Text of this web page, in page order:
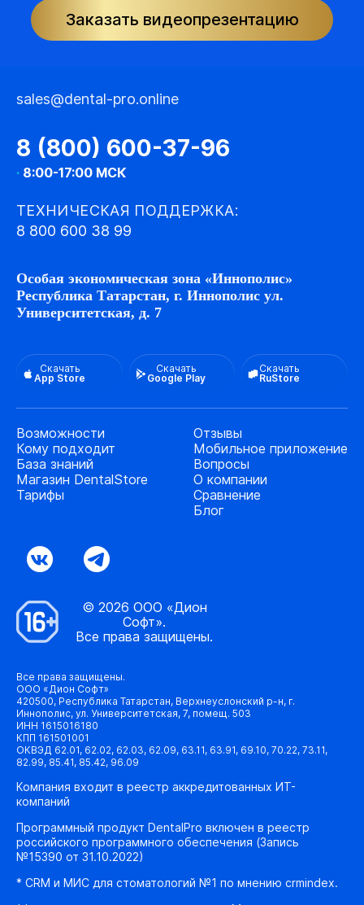
Заказать видеопрезентацию
sales@dental-pro.online
8 (800) 600-37-96
· 8:00-17:00 МСК
ТЕХНИЧЕСКАЯ ПОДДЕРЖКА:
8 800 600 38 99
Особая экономическая зона «Иннополис»
Республика Татарстан, г. Иннополис ул.
Университетская, д. 7
Скачать
App Store
Скачать
Google Play
Скачать
RuStore
Возможности
Кому подходит
База знаний
Магазин DentalStore
Тарифы
Отзывы
Мобильное приложение
Вопросы
О компании
Сравнение
Блог
© 2026 ООО «Дион
Софт».
Все права защищены.
Все права защищены.
ООО «Дион Софт»
420500, Республика Татарстан, Верхнеуслонский р-н, г.
Иннополис, ул. Университетская, 7, помещ. 503
ИНН 1615016180
КПП 161501001
ОКВЭД 62.01, 62.02, 62.03, 62.09, 63.11, 63.91, 69.10, 70.22, 73.11,
82.99, 85.41, 85.42, 96.09
Компания входит в реестр аккредитованных ИТ-
компаний
Программный продукт DentalPro включен в реестр
российского программного обеспечения (Запись
№15390 от 31.10.2022)
* CRM и МИС для стоматологий №1 по мнению crmindex.